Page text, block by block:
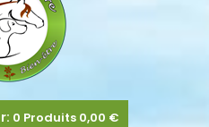
0 Produits 0,00 €